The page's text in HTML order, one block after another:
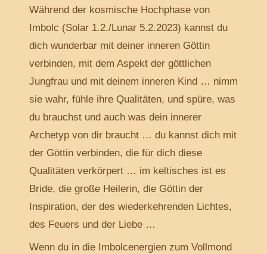
Während der kosmische Hochphase von
Imbolc (Solar 1.2./Lunar 5.2.2023) kannst du
dich wunderbar mit deiner inneren Göttin
verbinden, mit dem Aspekt der göttlichen
Jungfrau und mit deinem inneren Kind … nimm
sie wahr, fühle ihre Qualitäten, und spüre, was
du brauchst und auch was dein innerer
Archetyp von dir braucht … du kannst dich mit
der Göttin verbinden, die für dich diese
Qualitäten verkörpert … im keltisches ist es
Bride, die große Heilerin, die Göttin der
Inspiration, der des wiederkehrenden Lichtes,
des Feuers und der Liebe …
Wenn du in die Imbolcenergien zum Vollmond